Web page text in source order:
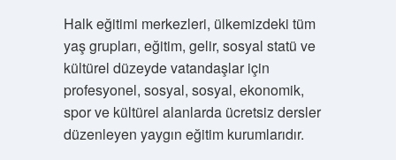
Halk eğitimi merkezleri, ülkemizdeki tüm
yaş grupları, eğitim, gelir, sosyal statü ve
kültürel düzeyde vatandaşlar için
profesyonel, sosyal, sosyal, ekonomik,
spor ve kültürel alanlarda ücretsiz dersler
düzenleyen yaygın eğitim kurumlarıdır.